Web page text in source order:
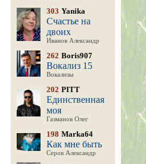
303 Yanika
Счастье на
двоих
Иванов Александр
262 Boris907
Вокализ 15
Вокализы
202 PITT
Единственная
моя
Газманов Олег
198 Marka64
Как мне быть
Серов Александр